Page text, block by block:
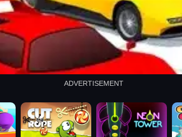
ADVERTISEMENT
cut the rope neon tower